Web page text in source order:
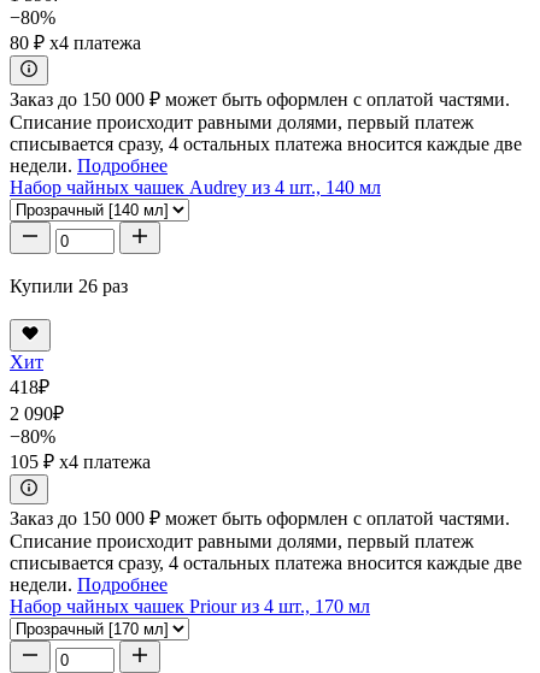
−80%
80 ₽ x4 платежа
Заказ до 150 000 ₽ может быть оформлен с оплатой частями.
Списание происходит равными долями, первый платеж
списывается сразу, 4 остальных платежа вносится каждые две
недели. Подробнее
Набор чайных чашек Audrey из 4 шт., 140 мл
Купили 26 раз
Хит
418₽
2 090₽
−80%
105 ₽ x4 платежа
Заказ до 150 000 ₽ может быть оформлен с оплатой частями.
Списание происходит равными долями, первый платеж
списывается сразу, 4 остальных платежа вносится каждые две
недели. Подробнее
Набор чайных чашек Priour из 4 шт., 170 мл